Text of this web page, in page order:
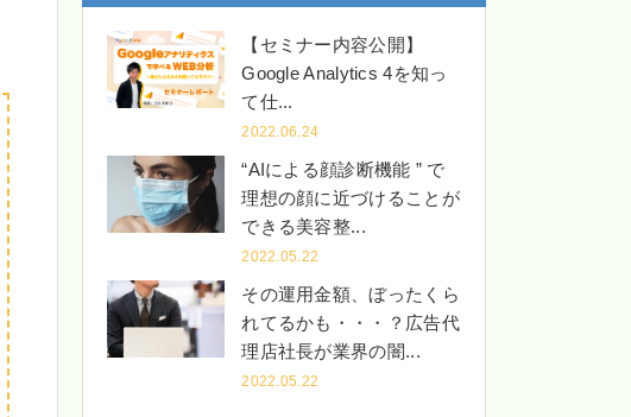
【セミナー内容公開】
Google Analytics 4を知っ
て仕...
2022.06.24
“AIによる顔診断機能 ” で
理想の顔に近づけることが
できる美容整...
2022.05.22
その運用金額、ぼったくら
れてるかも・・・？広告代
理店社長が業界の闇...
2022.05.22